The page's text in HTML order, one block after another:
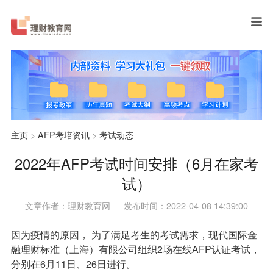
主页> AFP考培资讯> 考试动态
2022年AFP考试时间安排（6月在家考
试）
文章作者：理财教育网 发布时间：2022-04-08 14:39:00
因为疫情的原因， 为了满足考生的考试需求，现代国际金
融理财标准（上海）有限公司组织2场在线AFP认证考试，
分别在6月11日、26日进行。